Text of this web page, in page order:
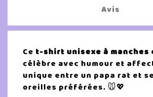
Avis
Ce t-shirt unisexe à manches
célèbre avec humour et
unique entre un papa rat et
oreilles préférées. 🐭💖